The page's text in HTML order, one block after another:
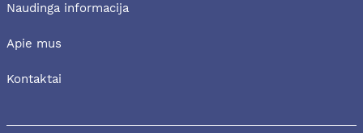
Naudinga informacija
Apie mus
Kontaktai